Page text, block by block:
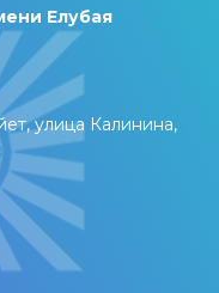
Елубая
улица Калинина,